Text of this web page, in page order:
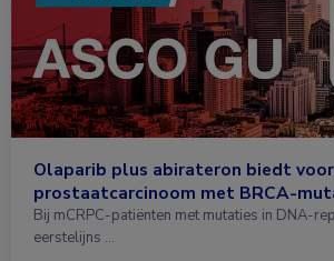
Olaparib plus abirateron biedt
prostaatcarcinoom met BRCA-
Bij mCRPC-patiënten met mutaties in DNA-
eerstelijns …